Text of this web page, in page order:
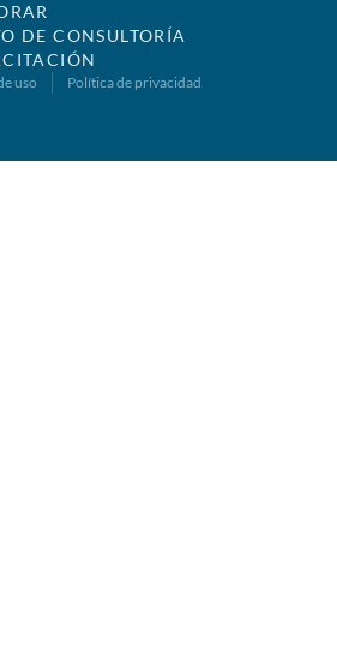
DE CONSULTORÍA
uso Política de privacidad